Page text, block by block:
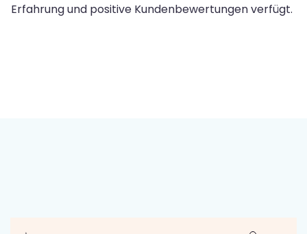
Erfahrung und positive Kundenbewertungen verfügt.